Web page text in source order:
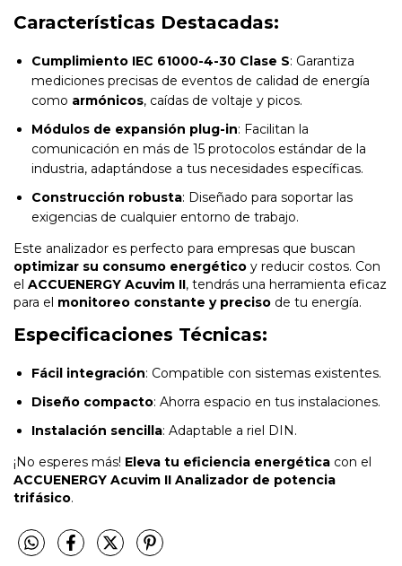
Características Destacadas:
Cumplimiento IEC 61000-4-30 Clase S: Garantiza
mediciones precisas de eventos de calidad de energía
como armónicos, caídas de voltaje y picos.
Módulos de expansión plug-in: Facilitan la
comunicación en más de 15 protocolos estándar de la
industria, adaptándose a tus necesidades específicas.
Construcción robusta: Diseñado para soportar las
exigencias de cualquier entorno de trabajo.
Este analizador es perfecto para empresas que buscan
optimizar su consumo energético y reducir costos. Con
el ACCUENERGY Acuvim II, tendrás una herramienta eficaz
para el monitoreo constante y preciso de tu energía.
Especificaciones Técnicas:
Fácil integración: Compatible con sistemas existentes.
Diseño compacto: Ahorra espacio en tus instalaciones.
Instalación sencilla: Adaptable a riel DIN.
¡No esperes más! Eleva tu eficiencia energética con el
ACCUENERGY Acuvim II Analizador de potencia
trifásico.